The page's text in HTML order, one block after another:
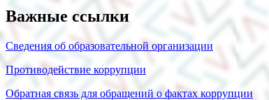
Важные ссылки
Сведения об образовательной организации
Противодействие коррупции
Обратная связь для обращений о фактах коррупции